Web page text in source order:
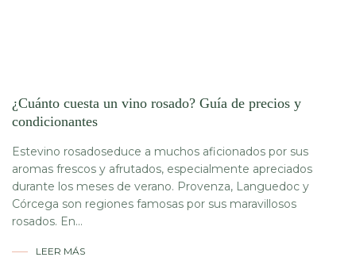
¿Cuánto cuesta un vino rosado? Guía de precios y
condicionantes
Estevino rosadoseduce a muchos aficionados por sus
aromas frescos y afrutados, especialmente apreciados
durante los meses de verano. Provenza, Languedoc y
Córcega son regiones famosas por sus maravillosos
rosados. En...
LEER MÁS